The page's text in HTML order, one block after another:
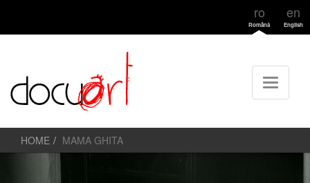
ro
Română
en
English
HOME MAMA GHITA